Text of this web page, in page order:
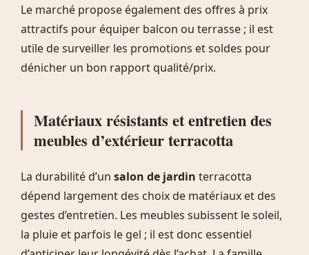
Le marché propose également des offres à prix
attractifs pour équiper balcon ou terrasse ; il est
utile de surveiller les promotions et soldes pour
dénicher un bon rapport qualité/prix.
Matériaux résistants et entretien des
meubles d’extérieur terracotta
La durabilité d’un salon de jardin terracotta
dépend largement des choix de matériaux et des
gestes d’entretien. Les meubles subissent le soleil,
la pluie et parfois le gel ; il est donc essentiel